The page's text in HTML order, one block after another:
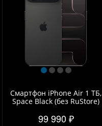
Смартфон iPhone Air 1 ТБ,
Space Black (без RuStore)
99 990 ₽